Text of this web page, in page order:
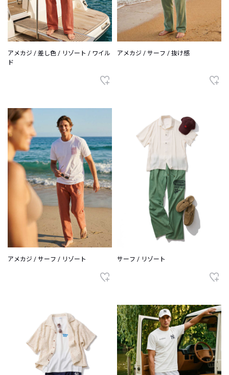
アメカジ / 差し色 / リゾート / ワイル
ド
アメカジ / サーフ / 抜け感
アメカジ / サーフ / リゾート サーフ / リゾート